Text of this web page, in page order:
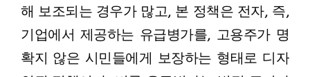
해 보조되는 경우가 많고, 본 정책은 전자, 즉,
기업에서 제공하는 유급병가를, 고용주가 명
확지 않은 시민들에게 보장하는 형태로 디자